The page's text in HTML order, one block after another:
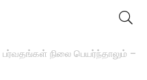
பர்வதங்கள் நிலை பெயர்ந்தாலும் –